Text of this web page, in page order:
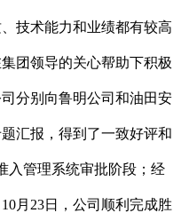
技术能力和业绩都有较高
团领导的关心帮助下积极
分别向鲁明公司和油田安
汇报，得到了一致好评和
入管理系统审批阶段；经
10月 23日，公司顺利完成胜